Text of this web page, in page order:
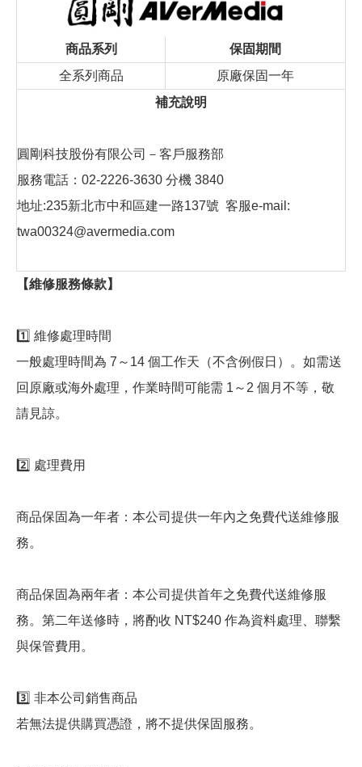
商品系列
保固期間
全系列商品
原廠保固一年
補充說明
圓剛科技股份有限公司－客戶服務部
服務電話：02-2226-3630 分機 3840
地址:235新北市中和區建一路137號 客服e-mail:
twa00324@avermedia.com
【維修服務條款】
1️⃣ 維修處理時間
一般處理時間為 7～14 個工作天（不含例假日）。如需送
回原廠或海外處理，作業時間可能需 1～2 個月不等，敬
請見諒。
2️⃣ 處理費用
商品保固為一年者：本公司提供一年內之免費代送維修服
務。
商品保固為兩年者：本公司提供首年之免費代送維修服
務。第二年送修時，將酌收 NT$240 作為資料處理、聯繫
與保管費用。
3️⃣ 非本公司銷售商品
若無法提供購買憑證，將不提供保固服務。